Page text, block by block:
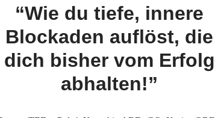
“Wie du tiefe, innere
Blockaden auflöst, die
dich bisher vom Erfolg
abhalten!”